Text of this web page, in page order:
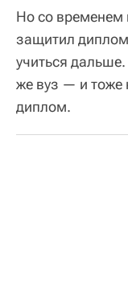
Но со временем
защитил
учиться дальше.
же вуз — и тоже
диплом.